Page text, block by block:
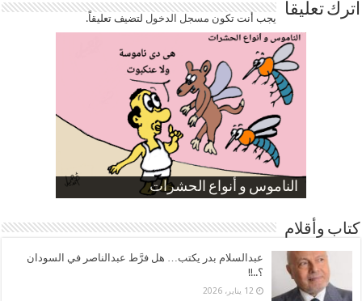
اترك تعليقاً يجب أنت تكون مسجل الدخوللتضيف تعليقاً.
الناموس و أنواع الحشرات
الموظفين بعد ارتفاع الأسعار
ارتفاع نسبة الطلاق في مصر
صورة كاركاتيرية
صورة كاركاتيرية
كتاب وأقلام
عبدالسلام بدر يكتب… هل فرَّط عبدالناصر في السودان
؟..!!
12 يناير، 2026